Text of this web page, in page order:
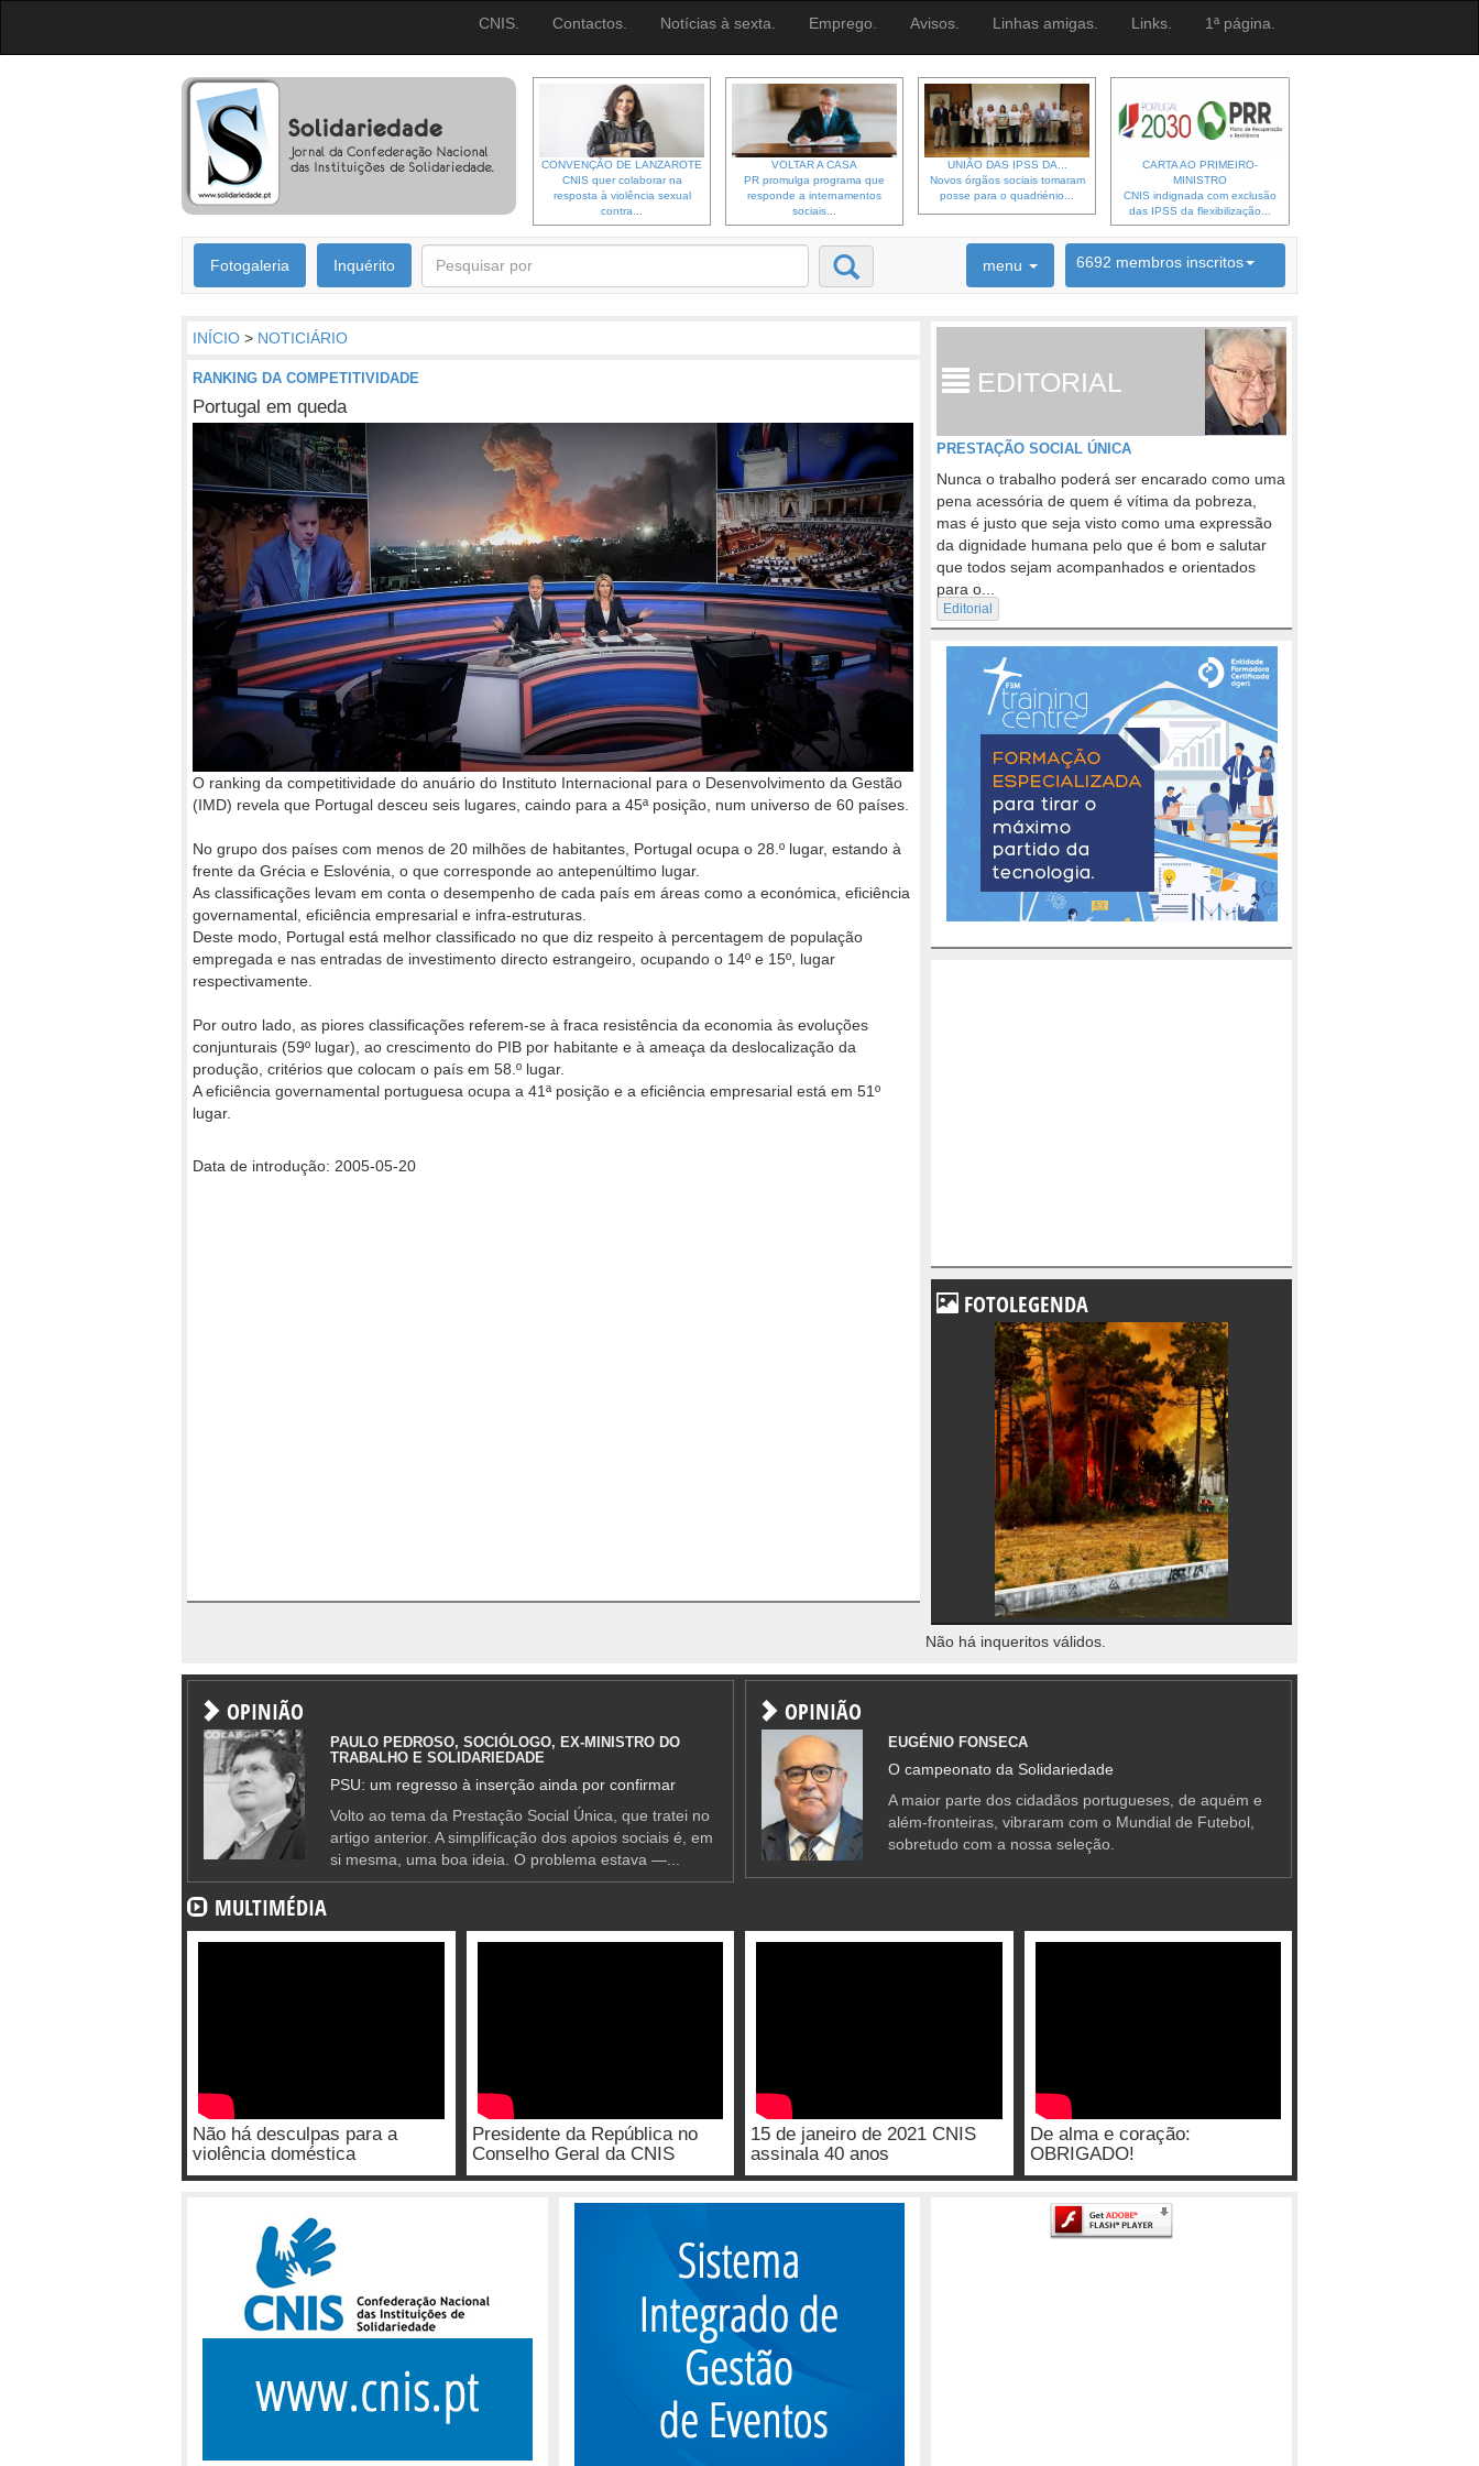
CNIS. Contactos. Notícias à sexta. Emprego. Avisos. Linhas amigas. Links. 1ª página.
CONVENÇÃO DE LANZAROTE
CNIS quer colaborar na
resposta à violência sexual
contra...
VOLTAR A CASA
PR promulga programa que
responde a internamentos
sociais...
UNIÃO DAS IPSS DA...
Novos órgãos sociais tomaram
posse para o quadriénio...
CARTA AO PRIMEIRO-
MINISTRO
CNIS indignada com exclusão
das IPSS da flexibilização...
Fotogaleria Inquérito menu 6692 membros inscritos
INÍCIO > NOTICIÁRIO
RANKING DA COMPETITIVIDADE
Portugal em queda
O ranking da competitividade do anuário do Instituto Internacional para o Desenvolvimento da Gestão
(IMD) revela que Portugal desceu seis lugares, caindo para a 45ª posição, num universo de 60 países.
No grupo dos países com menos de 20 milhões de habitantes, Portugal ocupa o 28.º lugar, estando à
frente da Grécia e Eslovénia, o que corresponde ao antepenúltimo lugar.
As classificações levam em conta o desempenho de cada país em áreas como a económica, eficiência
governamental, eficiência empresarial e infra-estruturas.
Deste modo, Portugal está melhor classificado no que diz respeito à percentagem de população
empregada e nas entradas de investimento directo estrangeiro, ocupando o 14º e 15º, lugar
respectivamente.
Por outro lado, as piores classificações referem-se à fraca resistência da economia às evoluções
conjunturais (59º lugar), ao crescimento do PIB por habitante e à ameaça da deslocalização da
produção, critérios que colocam o país em 58.º lugar.
A eficiência governamental portuguesa ocupa a 41ª posição e a eficiência empresarial está em 51º
lugar.
Data de introdução: 2005-05-20
EDITORIAL
PRESTAÇÃO SOCIAL ÚNICA
Nunca o trabalho poderá ser encarado como uma
pena acessória de quem é vítima da pobreza,
mas é justo que seja visto como uma expressão
da dignidade humana pelo que é bom e salutar
que todos sejam acompanhados e orientados
para o...
Editorial
FOTOLEGENDA
Não há inqueritos válidos.
OPINIÃO
PAULO PEDROSO, SOCIÓLOGO, EX-MINISTRO DO
TRABALHO E SOLIDARIEDADE
PSU: um regresso à inserção ainda por confirmar
Volto ao tema da Prestação Social Única, que tratei no
artigo anterior. A simplificação dos apoios sociais é, em
si mesma, uma boa ideia. O problema estava —...
OPINIÃO
EUGÉNIO FONSECA
O campeonato da Solidariedade
A maior parte dos cidadãos portugueses, de aquém e
além-fronteiras, vibraram com o Mundial de Futebol,
sobretudo com a nossa seleção.
MULTIMÉDIA
Não há desculpas para a
violência doméstica
Presidente da República no
Conselho Geral da CNIS
15 de janeiro de 2021 CNIS
assinala 40 anos
De alma e coração:
OBRIGADO!